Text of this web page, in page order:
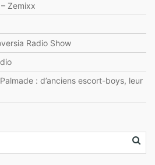
Zemixx
Radio Show
: d’anciens escort-boys, leur